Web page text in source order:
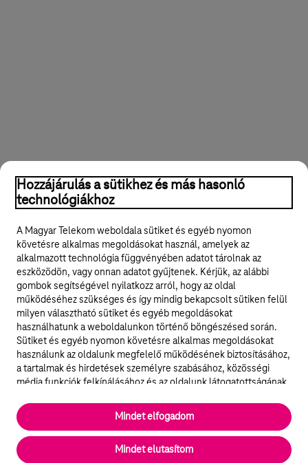
Hozzájárulás a sütikhez és más hasonló
technológiákhoz
A Magyar Telekom weboldala sütiket és egyéb nyomon
követésre alkalmas megoldásokat használ, amelyek az
alkalmazott technológia függvényében adatot tárolnak az
eszközödön, vagy onnan adatot gyűjtenek. Kérjük, az alábbi
gombok segítségével nyilatkozz arról, hogy az oldal
működéséhez szükséges és így mindig bekapcsolt sütiken felül
milyen választható sütiket és egyéb megoldásokat
használhatunk a weboldalunkon történő böngészésed során.
Sütiket és egyéb nyomon követésre alkalmas megoldásokat
használunk az oldalunk megfelelő működésének biztosításához,
a tartalmak és hirdetések személyre szabásához, közösségi
média funkciók felkínálásához és az oldalunk látogatottságának
elengedhetetlenek a weboldal működéséhez és nem lehet
kikapcsolni őket a weboldal látogatása során rendszerünkből. A
statisztikai, vagy marketing célú sütik segítségével bizonyos
esetekben az oldalhasználattal kapcsolatos információkat is
Mindet elutasítom
Mindet elfogadom